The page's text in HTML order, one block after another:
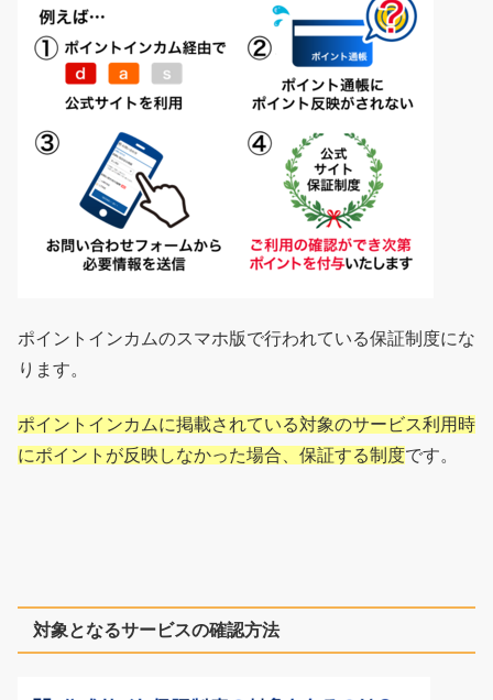
ポイントインカムのスマホ版で行われている保証制度にな
ります。
ポイントインカムに掲載されている対象のサービス利用時
にポイントが反映しなかった場合、保証する制度です。
対象となるサービスの確認方法